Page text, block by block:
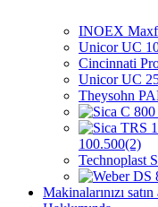
INOEX
Unicor UC
Cincinnati
Unicor UC
Theysohn
100.500(2)
Technoplast
Makinalarınızı